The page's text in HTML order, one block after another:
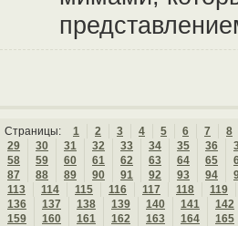
Страницы: 1 2 3 4 5 6 7 8
29
30 31 32 33 34 35 36
58
59 60 61 62 63 64 65
87
88 89 90 91 92 93 94
113
114 115 116 117 118 119
136
137 138 139 140 141 142
159
160 161 162 163 164 165